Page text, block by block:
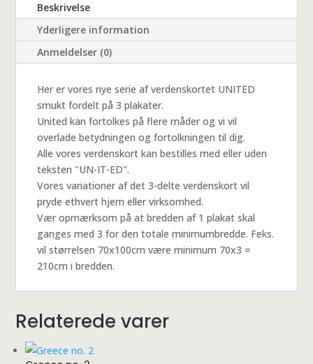
Beskrivelse
Yderligere information
Anmeldelser (0)
Her er vores nye serie af verdenskortet UNITED
smukt fordelt på 3 plakater.
United kan fortolkes på flere måder og vi vil
overlade betydningen og fortolkningen til dig.
Alle vores verdenskort kan bestilles med eller uden
teksten "UN-IT-ED".
Vores variationer af det 3-delte verdenskort vil
pryde ethvert hjem eller virksomhed.
Vær opmærksom på at bredden af 1 plakat skal
ganges med 3 for den totale minimumbredde. Feks.
vil størrelsen 70x100cm være minimum 70x3 =
210cm i bredden.
Relaterede varer